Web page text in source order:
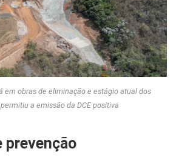
em obras de eliminação e estágio atual dos
a emissão da DCE positiva
prevenção